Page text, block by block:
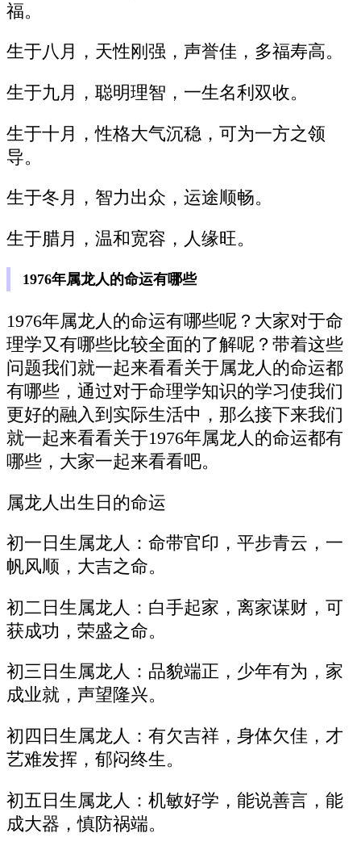
福。
生于八月，天性刚强，声誉佳，多福寿高。
生于九月，聪明理智，一生名利双收。
生于十月，性格大气沉稳，可为一方之领
导。
生于冬月，智力出众，运途顺畅。
生于腊月，温和宽容，人缘旺。
1976年属龙人的命运有哪些
1976年属龙人的命运有哪些呢？大家对于命
理学又有哪些比较全面的了解呢？带着这些
问题我们就一起来看看关于属龙人的命运都
有哪些，通过对于命理学知识的学习使我们
更好的融入到实际生活中，那么接下来我们
就一起来看看关于1976年属龙人的命运都有
哪些，大家一起来看看吧。
属龙人出生日的命运
初一日生属龙人：命带官印，平步青云，一
帆风顺，大吉之命。
初二日生属龙人：白手起家，离家谋财，可
获成功，荣盛之命。
初三日生属龙人：品貌端正，少年有为，家
成业就，声望隆兴。
初四日生属龙人：有欠吉祥，身体欠佳，才
艺难发挥，郁闷终生。
初五日生属龙人：机敏好学，能说善言，能
成大器，慎防祸端。